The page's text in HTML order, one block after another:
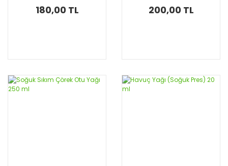
180,00 TL 200,00 TL